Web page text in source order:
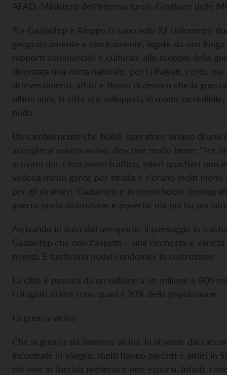
AFAD, Ministero dell’Interno turco, Gestione delle
Tra Gaziantep e Aleppo ci sono solo 92 chilometri:
geograficamente e storicamente, legate da una
rapporti commerciali e culturali; allo scoppio della
diventata una meta naturale: per i rifugiati, certo, ma
di investimenti, affari e flusso di denaro che la
ultimi anni, la città si è sviluppata in modo
nudo.
Un cambiamento che Nabil, operatore siriano di una
accoglie al nostro arrivo, descrive molto bene: “Tre
arrivato qui, c’era meno traffico, interi quartieri non
vedeva meno gente per strada e c’erano molti
per gli stranieri. Gaziantep è in pieno boom
guerra porta distruzione e povertà, ma qui ha portato
Arrivando in auto dall’aeroporto, il paesaggio in
Gaziantep che non t’aspetti – una ricchezza e
negozi. E tantissimi nuovi condomini in costruzione.
La città è passata da un milione a un milione e 800
i rifugiati siriani sono quasi il 20% della popolazione.
La guerra vicina
Che la guerra sia davvero vicina, lo si sente dai
incontrate in viaggio: molti hanno parenti e amici in
chi vive in Turchia preferisce non esporsi. Infatti, i